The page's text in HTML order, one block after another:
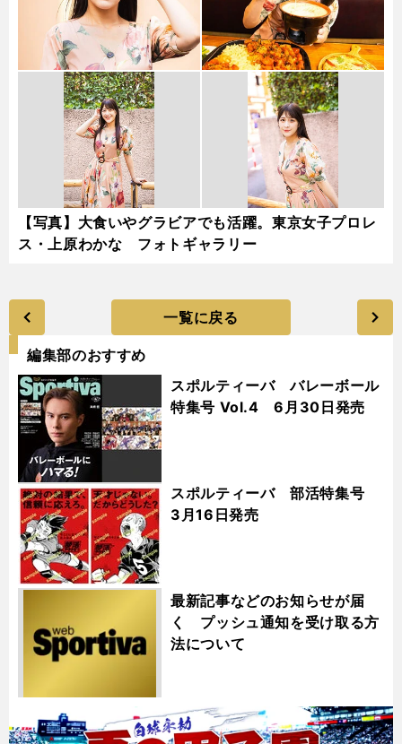
【写真】大食いやグラビアでも活躍。東京女子プロレ
ス・上原わかな フォトギャラリー
一覧に戻る
編集部のおすすめ
スポルティーバ バレーボール
特集号 Vol.4 6月30日発売
スポルティーバ 部活特集号
3月16日発売
最新記事などのお知らせが届
く プッシュ通知を受け取る方
法について